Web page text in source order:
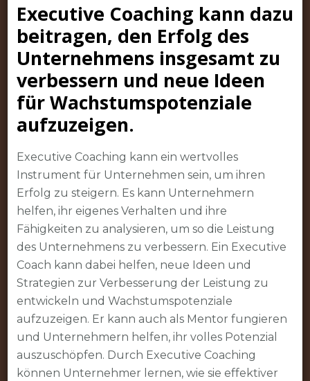
Executive Coaching kann dazu
beitragen, den Erfolg des
Unternehmens insgesamt zu
verbessern und neue Ideen
für Wachstumspotenziale
aufzuzeigen.
Executive Coaching kann ein wertvolles
Instrument für Unternehmen sein, um ihren
Erfolg zu steigern. Es kann Unternehmern
helfen, ihr eigenes Verhalten und ihre
Fähigkeiten zu analysieren, um so die Leistung
des Unternehmens zu verbessern. Ein Executive
Coach kann dabei helfen, neue Ideen und
Strategien zur Verbesserung der Leistung zu
entwickeln und Wachstumspotenziale
aufzuzeigen. Er kann auch als Mentor fungieren
und Unternehmern helfen, ihr volles Potenzial
auszuschöpfen. Durch Executive Coaching
können Unternehmer lernen, wie sie effektiver